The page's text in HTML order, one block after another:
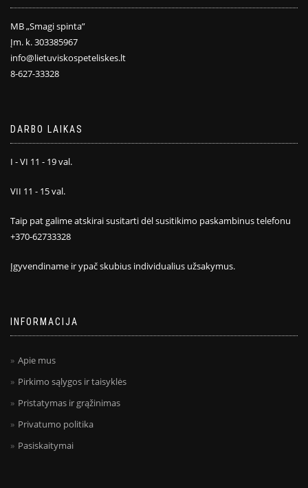
MB „Smagi spinta”
Įm. k. 303385967
info@lietuviskospeteliskes.lt
8-627-33328
DARBO LAIKAS
I - VI 11 - 19 val.
VII 11 - 15 val.
Taip pat galime atskirai susitarti dėl susitikimo paskambinus telefonu
+370-62733328
Įgyvendiname ir ypač skubius individualius užsakymus.
INFORMACIJA
Apie mus
Pirkimo sąlygos ir taisyklės
Pristatymas ir grąžinimas
Privatumo politika
Pasiskaitymai